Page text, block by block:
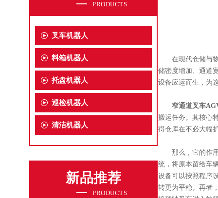
PRODUCTS
叉车机器人
料箱机器人
托盘机器人
巡检机器人
清洁机器人
新品推荐
PRODUCTS
在现代仓储与物
储密度增加、通道
设备应运而生，为
窄通道叉车
搬运任务。其核心
得仓库在不必大幅
那么，它的作用
统，将原本留给车
设备可以按照程序
转更为平稳。再者